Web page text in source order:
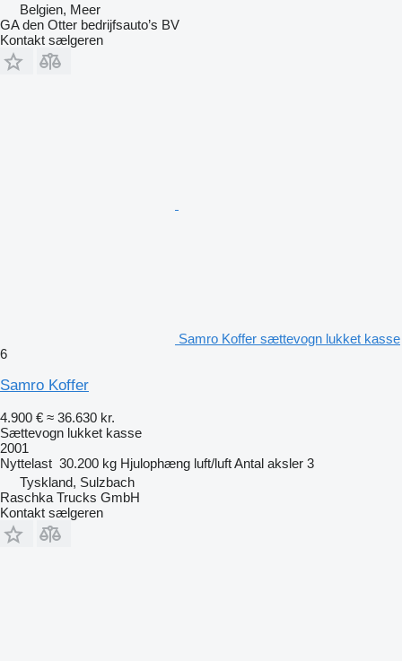
Belgien, Meer
GA den Otter bedrijfsauto’s BV
Kontakt sælgeren
Samro Koffer sættevogn lukket kasse
6
Samro Koffer
4.900 € ≈ 36.630 kr.
Sættevogn lukket kasse
2001
Nyttelast 30.200 kg Hjulophæng luft/luftAntal aksler 3
Tyskland, Sulzbach
Raschka Trucks GmbH
Kontakt sælgeren